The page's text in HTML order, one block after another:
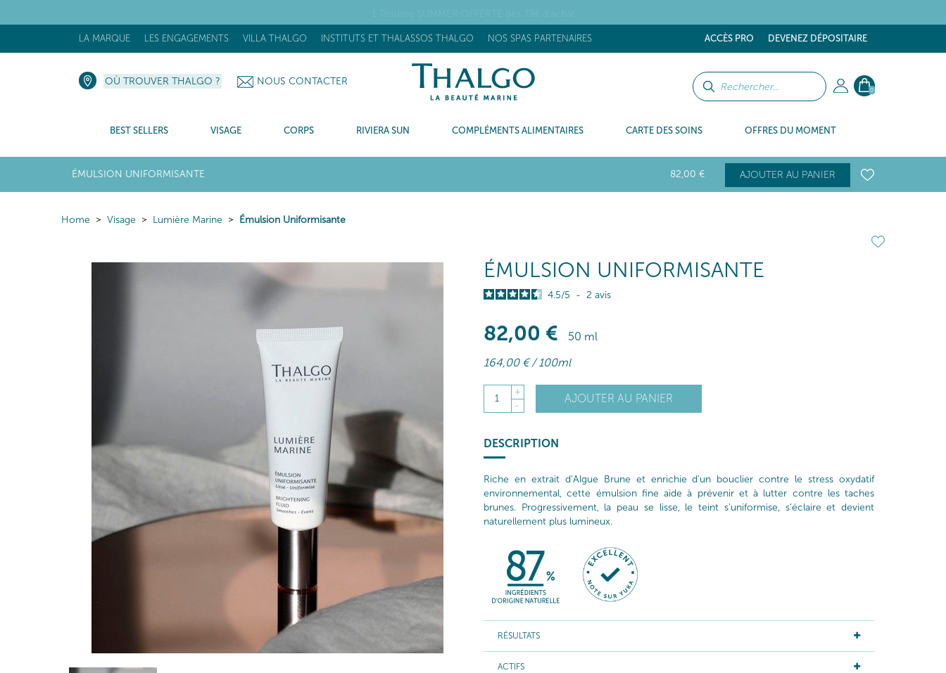
ACCÈS PRO DEVENEZ DÉPOSITAIRE
LA MARQUE LES ENGAGEMENTS VILLA THALGO INSTITUTS ET THALASSOS THALGO NOS SPAS PARTENAIRES
0
OÙ TROUVER THALGO ? NOUS CONTACTER
BEST SELLERS VISAGE CORPS RIVIERA SUN COMPLÉMENTS ALIMENTAIRES CARTE DES SOINS OFFRES DU MOMENT
ÉMULSION UNIFORMISANTE 82,00 € AJOUTER AU PANIER
Home Visage Lumière Marine Émulsion Uniformisante
ÉMULSION UNIFORMISANTE
4.5/5 - 2 avis
82,00 €
50 ml
164,00 €/ 100ml
1
+
-
AJOUTER AU PANIER
DESCRIPTION
Riche en extrait d’Algue Brune et enrichie d’un bouclier contre le stress oxydatif
environnemental, cette émulsion fine aide à prévenir et à lutter contre les taches
brunes. Progressivement, la peau se lisse, le teint s’uniformise, s’éclaire et devient
naturellement plus lumineux.
RÉSULTATS
ACTIFS